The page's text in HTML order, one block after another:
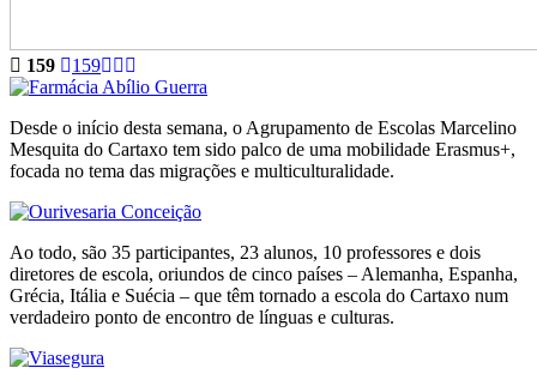
159 159
Desde o início desta semana, o Agrupamento de Escolas Marcelino
Mesquita do Cartaxo tem sido palco de uma mobilidade Erasmus+,
focada no tema das migrações e multiculturalidade.
Ao todo, são 35 participantes, 23 alunos, 10 professores e dois
diretores de escola, oriundos de cinco países – Alemanha, Espanha,
Grécia, Itália e Suécia – que têm tornado a escola do Cartaxo num
verdadeiro ponto de encontro de línguas e culturas.